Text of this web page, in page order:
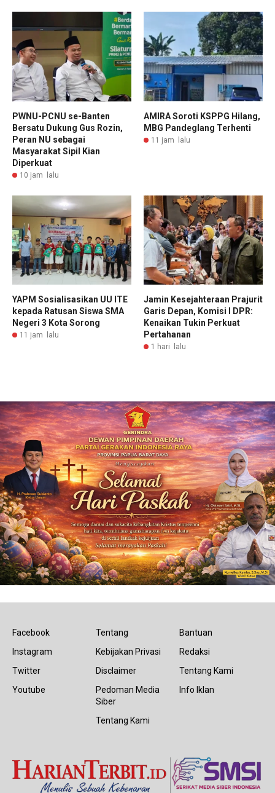
PWNU-PCNU se-Banten
Bersatu Dukung Gus Rozin,
Peran NU sebagai
Masyarakat Sipil Kian
Diperkuat
10 jam lalu
AMIRA Soroti KSPPG Hilang,
MBG Pandeglang Terhenti
11 jam lalu
YAPM Sosialisasikan UU ITE
kepada Ratusan Siswa SMA
Negeri 3 Kota Sorong
11 jam lalu
Jamin Kesejahteraan Prajurit
Garis Depan, Komisi I DPR:
Kenaikan Tukin Perkuat
Pertahanan
1 hari lalu
Facebook
Instagram
Twitter
Youtube
Tentang
Kebijakan Privasi
Disclaimer
Pedoman Media
Siber
Tentang Kami
Bantuan
Redaksi
Tentang Kami
Info Iklan